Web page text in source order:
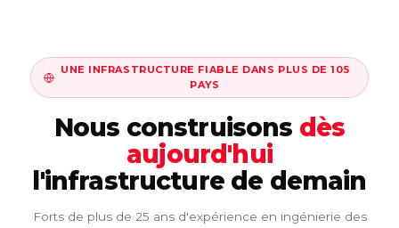
UNE INFRASTRUCTURE FIABLE DANS PLUS DE 105
PAYS
Nous construisons dès
aujourd'hui
l'infrastructure de demain
Forts de plus de 25 ans d'expérience en ingénierie des